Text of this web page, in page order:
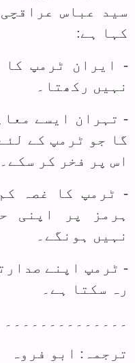
سید عباس
کہا ہے:
- ایران ٹرمپ کا
نہیں رکھتا۔
- تہران ایسے
گا جو ٹرمپ کے
اس پر فخر کر سکے۔
- ٹرمپ کا غصہ
ہرمز پر اپنی
نہیں ہونگے۔
- ٹرمپ اپنے
رہ سکتا ہے۔
۔۔۔۔۔۔۔۔۔۔۔۔۔۔
ترجمہ: ابو فروہ